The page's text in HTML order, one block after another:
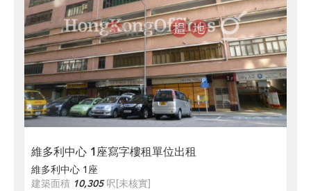
維多利中心 1座寫字樓租單位出租
維多利中心 1座
建築面積 10,305呎[未核實]